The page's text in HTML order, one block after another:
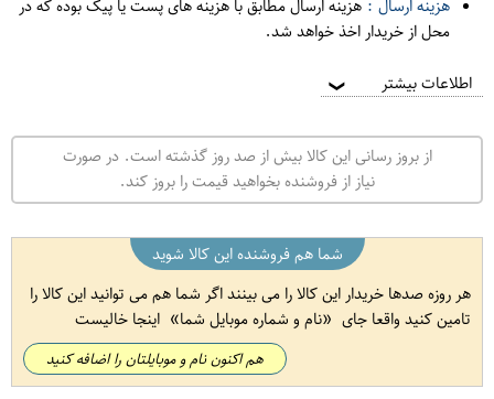
هزینه ارسال : هزینه ارسال مطابق با هزینه های پست یا پیک بوده که در
محل از خریدار اخذ خواهد شد.
اطلاعات بیشتر ❯
از بروز رسانی این کالا بیش از صد روز گذشته است. در صورت
نیاز از فروشنده بخواهید قیمت را بروز کند.
شما هم فروشنده این کالا شوید
هر روزه صدها خریدار این کالا را می بینند اگر شما هم می توانید این کالا را
تامین کنید واقعا جای
نام و شماره موبایل شما اینجا خالیست
هم اکنون نام و موبایلتان را اضافه کنید